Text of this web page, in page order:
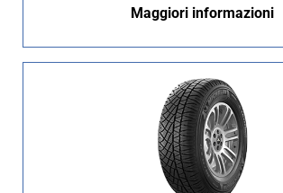
Non Run flat (49)
Maggiori informazioni